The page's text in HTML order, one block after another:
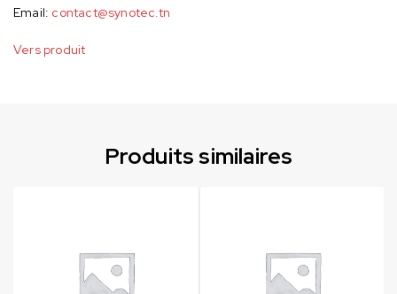
Email: contact@synotec.tn
Vers produit
Produits similaires